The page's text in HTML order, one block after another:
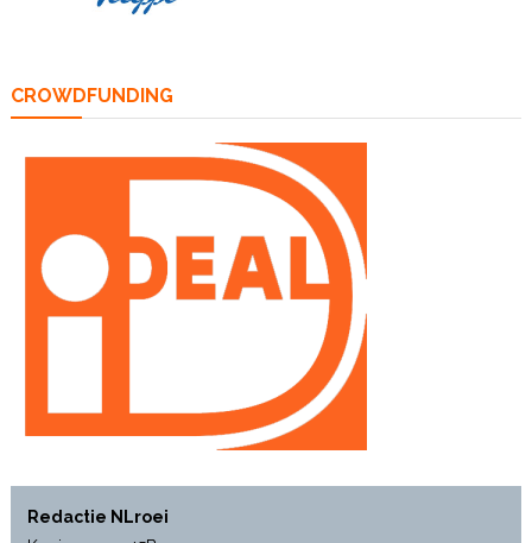
CROWDFUNDING
Redactie NLroei